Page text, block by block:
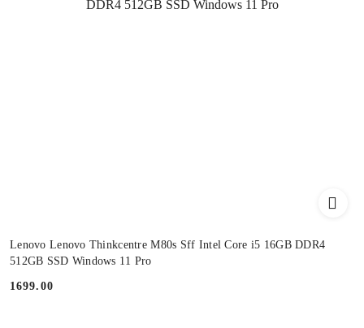
Lenovo Lenovo Thinkcentre M80s Sff Intel Core i5 16GB DDR4
512GB SSD Windows 11 Pro
Cena:
1699.00